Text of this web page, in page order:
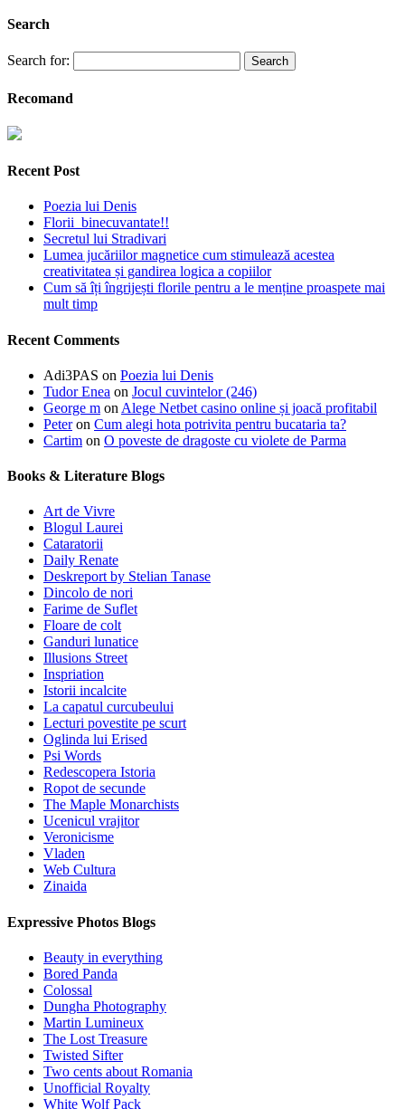
Search
Search for:
Recomand
Recent Post
Poezia lui Denis
Florii binecuvantate!!
Secretul lui Stradivari
Lumea jucăriilor magnetice cum stimulează acestea
creativitatea și gandirea logica a copiilor
Cum să îți îngrijești florile pentru a le menține proaspete mai
mult timp
Recent Comments
Adi3PAS on Poezia lui Denis
Tudor Enea on Jocul cuvintelor (246)
George m on Alege Netbet casino online și joacă profitabil
Peteron Cum alegi hota potrivita pentru bucataria ta?
Cartim on O poveste de dragoste cu violete de Parma
Books & Literature Blogs
Art de Vivre
Blogul Laurei
Cataratorii
Daily Renate
Deskreport by Stelian Tanase
Dincolo de nori
Farime de Suflet
Floare de colt
Ganduri lunatice
Illusions Street
Inspriation
Istorii incalcite
La capatul curcubeului
Lecturi povestite pe scurt
Oglinda lui Erised
Psi Words
Redescopera Istoria
Ropot de secunde
The Maple Monarchists
Ucenicul vrajitor
Veronicisme
Vladen
Web Cultura
Zinaida
Expressive Photos Blogs
Beauty in everything
Bored Panda
Colossal
Dungha Photography
Martin Lumineux
The Lost Treasure
Twisted Sifter
Two cents about Romania
Unofficial Royalty
White Wolf Pack